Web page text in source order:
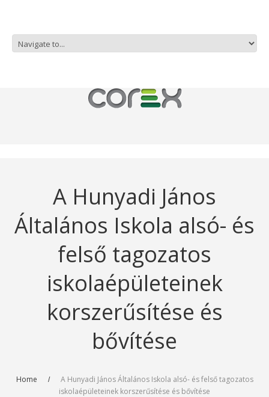
A Hunyadi János
Általános Iskola alsó- és
felső tagozatos
iskolaépületeinek
korszerűsítése és
bővítése
Home
A Hunyadi János Általános Iskola alsó- és felső tagozatos
iskolaépületeinek korszerűsítése és bővítése